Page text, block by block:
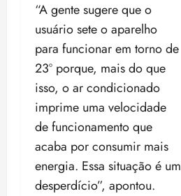
“A gente sugere que o
usuário sete o aparelho
para funcionar em torno de
23º porque, mais do que
isso, o ar condicionado
imprime uma velocidade
de funcionamento que
acaba por consumir mais
energia. Essa situação é um
desperdício”, apontou.